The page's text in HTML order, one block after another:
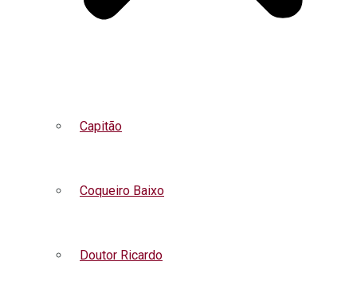
Capitão
Coqueiro Baixo
Doutor Ricardo